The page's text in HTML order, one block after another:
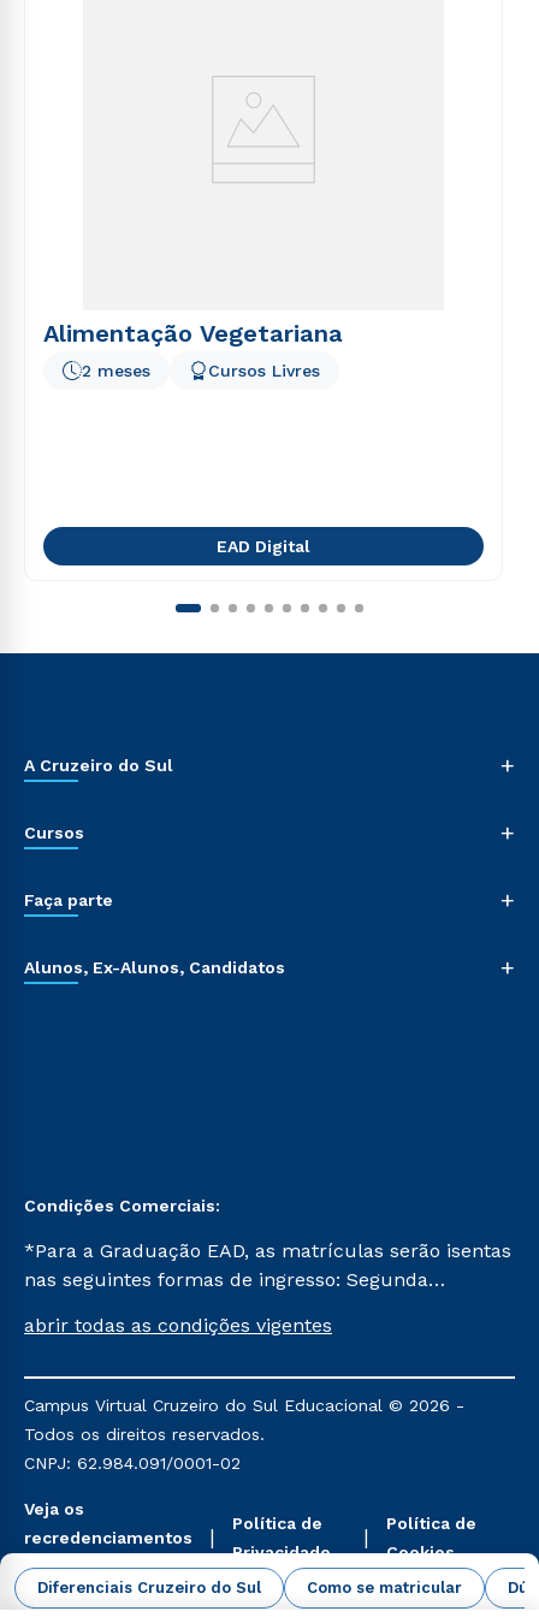
Diferenciais Cruzeiro do Sul Como se matricular
Alimentação Vegetariana
2 meses Cursos Livres
EAD Digital
A Cruzeiro do Sul +
Cursos +
Faça parte +
Alunos, Ex-Alunos, Candidatos +
Condições Comerciais:
*Para a Graduação EAD, as matrículas serão isentas
nas seguintes formas de ingresso: Segunda
Já para as demais, a taxa de matrícula será de R$
mencionadas são referentes aos cursos: Ensino
Religioso, Geografia para a Docência e Metodologia
do Ensino de História: Questões Atuais.
abrir todas as condições vigentes
Campus Virtual Cruzeiro do Sul Educacional © 2026 -
Todos os direitos reservados.
CNPJ: 62.984.091/0001-02
Veja os
recredenciamentos
aqui
Política de
Privacidade
Política de
Cookies